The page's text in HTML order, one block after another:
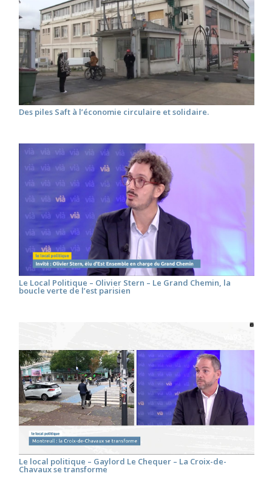
Des piles Saft à l’économie circulaire et solidaire.
Le Local Politique – Olivier Stern – Le Grand Chemin, la
boucle verte de l’est parisien
Le local politique – Gaylord Le Chequer – La Croix-de-
Chavaux se transforme